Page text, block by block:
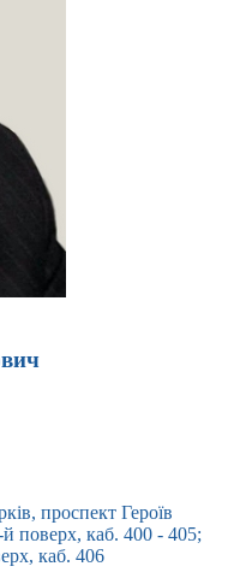
проспект Героїв
поверх, каб. 400 - 405;
каб. 406